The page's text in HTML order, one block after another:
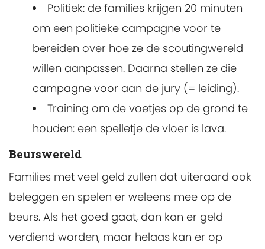
Politiek: de families krijgen 20 minuten
om een politieke campagne voor te
bereiden over hoe ze de scoutingwereld
willen aanpassen. Daarna stellen ze die
campagne voor aan de jury (= leiding).
Training om de voetjes op de grond te
houden: een spelletje de vloer is lava.
Beurswereld
Families met veel geld zullen dat uiteraard ook
beleggen en spelen er weleens mee op de
beurs. Als het goed gaat, dan kan er geld
verdiend worden, maar helaas kan er op